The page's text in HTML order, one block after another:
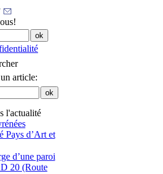
article:
l'actualité
Pays d’Art et
d’une paroi
20 (Route